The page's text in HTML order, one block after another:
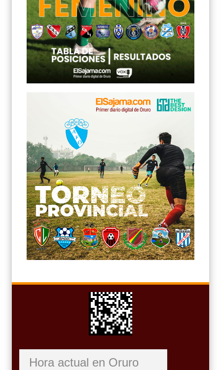
Hora actual en Oruro